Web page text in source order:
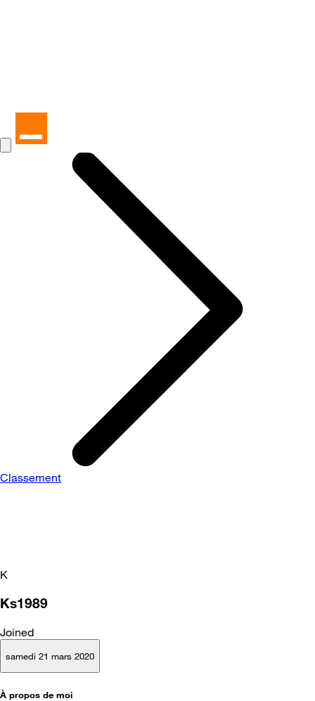
Classement
K
Ks1989
Joined
samedi 21 mars 2020
À propos de moi